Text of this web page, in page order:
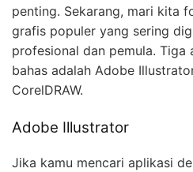
penting. Sekarang, mari kita
grafis populer yang sering
profesional dan pemula. Tiga
bahas adalah Adobe
CorelDRAW.
Adobe Illustrator
Jika kamu mencari aplikasi